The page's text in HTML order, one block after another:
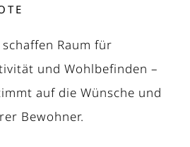
Raum für
und Wohlbefinden –
auf die Wünsche und
Bewohner.